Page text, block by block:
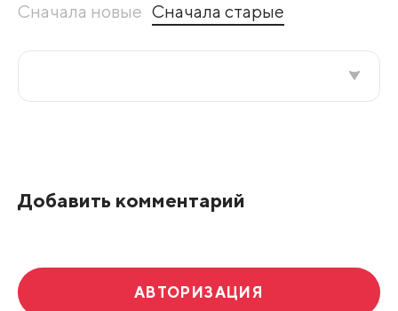
Сначала новые Сначала старые
Добавить комментарий
АВТОРИЗАЦИЯ